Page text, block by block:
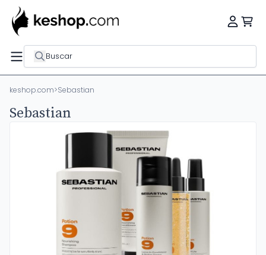
Buscar
keshop.com>Sebastian
Sebastian